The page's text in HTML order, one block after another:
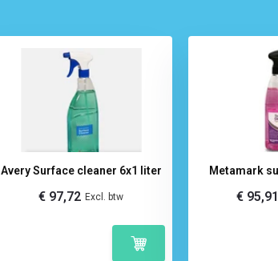
Avery Surface cleaner 6x1 liter
€ 97,72 Excl. btw
Metamark
€ 95,91